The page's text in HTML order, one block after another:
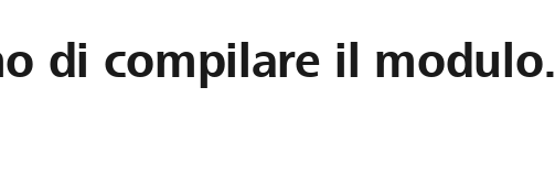
di compilare il modulo.